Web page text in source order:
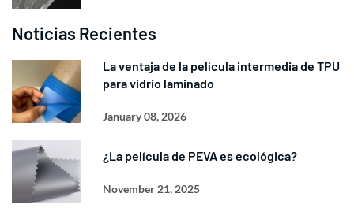
Noticias Recientes
La ventaja de la película intermedia de TPU
para vidrio laminado
January 08, 2026
¿La película de PEVA es ecológica?
November 21, 2025